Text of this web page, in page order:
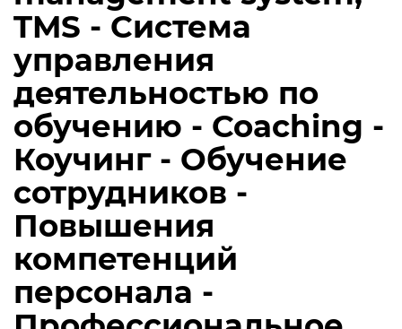
TMS - Система
управления
деятельностью по
обучению - Coaching -
Коучинг - Обучение
сотрудников -
Повышения
компетенций
персонала -